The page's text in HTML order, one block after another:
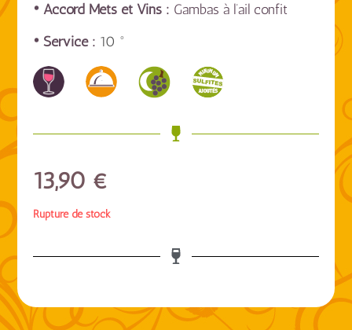
• Accord Mets et Vins : Gambas à l’ail confit
• Service : 10 °
13,90 €
Rupture de stock